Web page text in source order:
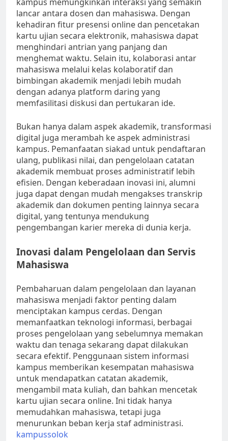
lancar antara dosen dan mahasiswa. Dengan
kehadiran fitur presensi online dan pencetakan
kartu ujian secara elektronik, mahasiswa dapat
menghindari antrian yang panjang dan
menghemat waktu. Selain itu, kolaborasi antar
mahasiswa melalui kelas kolaboratif dan
bimbingan akademik menjadi lebih mudah
dengan adanya platform daring yang
memfasilitasi diskusi dan pertukaran ide.
Bukan hanya dalam aspek akademik, transformasi
digital juga merambah ke aspek administrasi
kampus. Pemanfaatan siakad untuk pendaftaran
ulang, publikasi nilai, dan pengelolaan catatan
akademik membuat proses administratif lebih
efisien. Dengan keberadaan inovasi ini, alumni
juga dapat dengan mudah mengakses transkrip
akademik dan dokumen penting lainnya secara
digital, yang tentunya mendukung
pengembangan karier mereka di dunia kerja.
Inovasi dalam Pengelolaan dan Servis
Mahasiswa
Pembaharuan dalam pengelolaan dan layanan
mahasiswa menjadi faktor penting dalam
menciptakan kampus cerdas. Dengan
memanfaatkan teknologi informasi, berbagai
proses pengelolaan yang sebelumnya memakan
waktu dan tenaga sekarang dapat dilakukan
secara efektif. Penggunaan sistem informasi
kampus memberikan kesempatan mahasiswa
untuk mendapatkan catatan akademik,
mengambil mata kuliah, dan bahkan mencetak
kartu ujian secara online. Ini tidak hanya
memudahkan mahasiswa, tetapi juga
menurunkan beban kerja staf administrasi.
kampussolok